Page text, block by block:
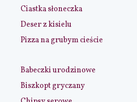
Ciastka słoneczka
Deser z kisielu
Pizza na grubym cieście
Babeczki urodzinowe
Biszkopt gryczany